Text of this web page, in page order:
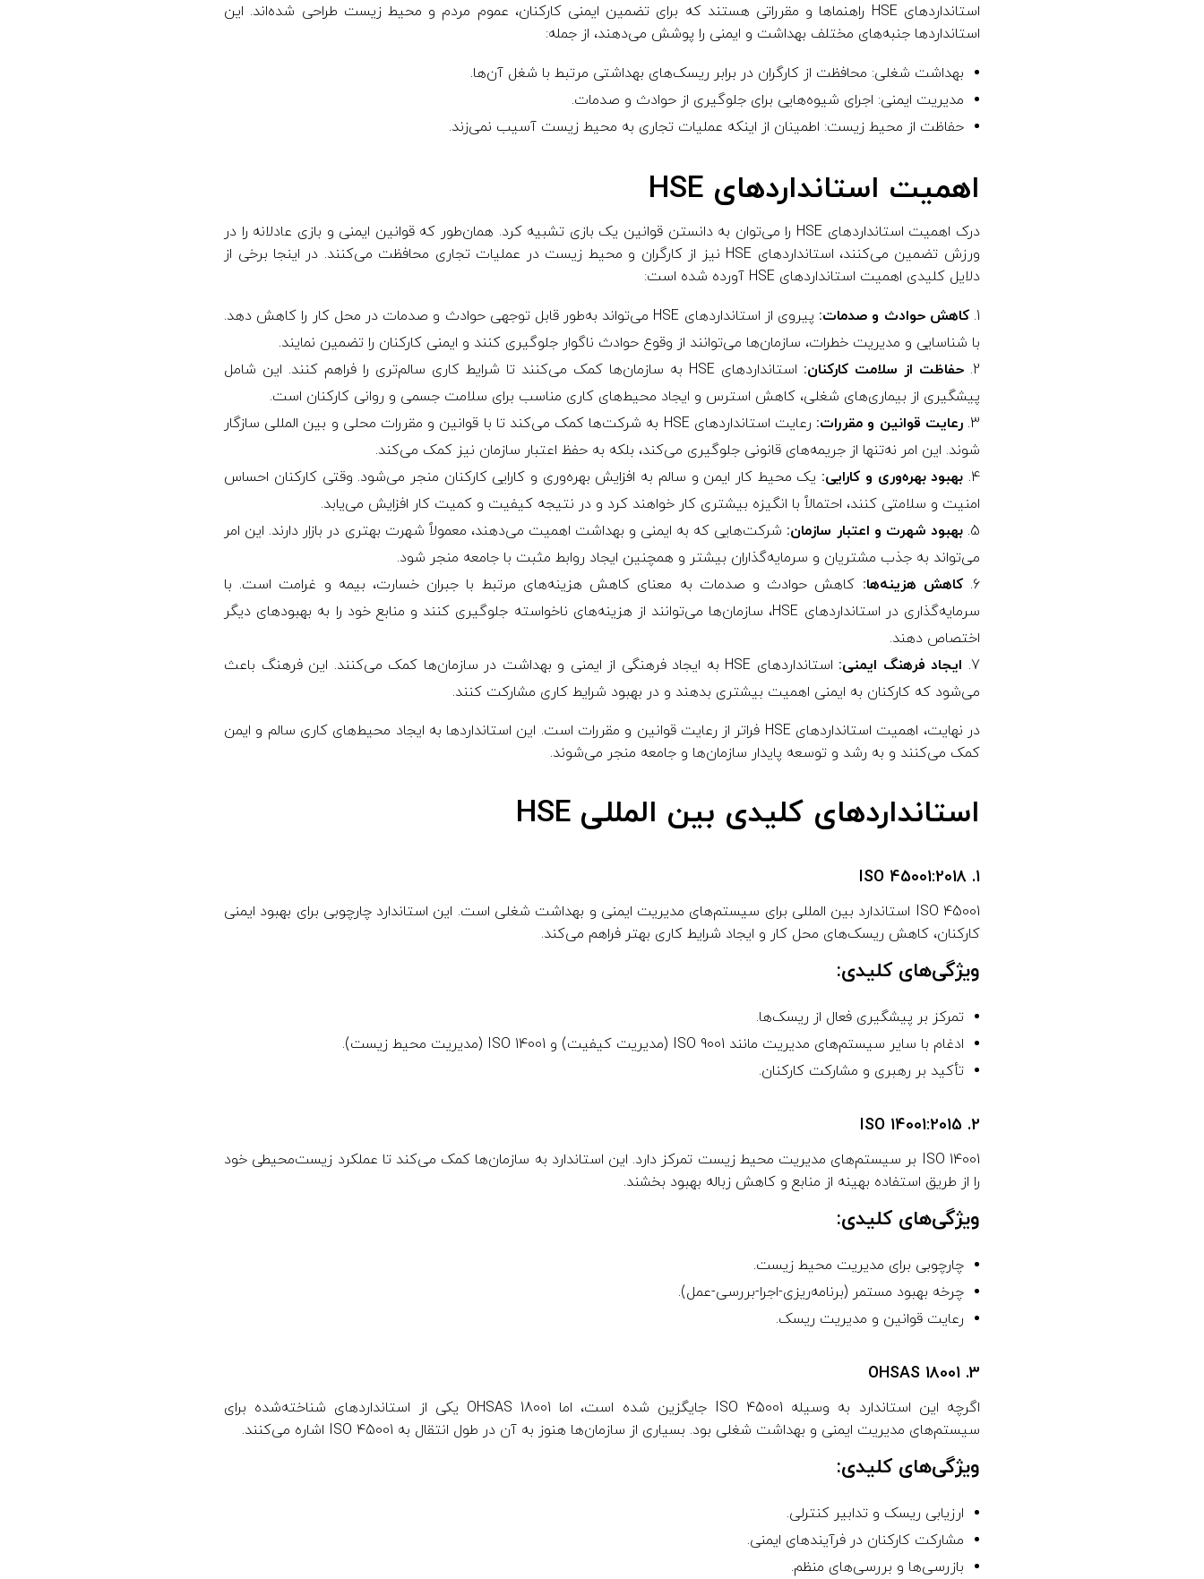
استانداردهای HSE راهنماها و مقرراتی هستند که برای تضمین ایمنی کارکنان، عموم مردم و محیط زیست طراحی شده‌اند. این
استانداردها جنبه‌های مختلف بهداشت و ایمنی را پوشش می‌دهند، از جمله:
بهداشت شغلی: محافظت از کارگران در برابر ریسک‌های بهداشتی مرتبط با شغل آن‌ها.
مدیریت ایمنی: اجرای شیوه‌هایی برای جلوگیری از حوادث و صدمات.
حفاظت از محیط زیست: اطمینان از اینکه عملیات تجاری به محیط زیست آسیب نمی‌زند.
اهمیت استانداردهای HSE
درک اهمیت استانداردهای HSE را می‌توان به دانستن قوانین یک بازی تشبیه کرد. همان‌طور که قوانین ایمنی و بازی عادلانه را در
ورزش تضمین می‌کنند، استانداردهای HSE نیز از کارگران و محیط زیست در عملیات تجاری محافظت می‌کنند. در اینجا برخی از
دلایل کلیدی اهمیت استانداردهای HSE آورده شده است:
کاهش حوادث و صدمات:
پیروی از استانداردهای HSE می‌تواند به‌طور قابل توجهی حوادث و صدمات در محل کار را کاهش دهد.
با شناسایی و مدیریت خطرات، سازمان‌ها می‌توانند از وقوع حوادث ناگوار جلوگیری کنند و ایمنی کارکنان را تضمین نمایند.
حفاظت از سلامت کارکنان:
استانداردهای HSE به سازمان‌ها کمک می‌کنند تا شرایط کاری سالم‌تری را فراهم کنند. این شامل
پیشگیری از بیماری‌های شغلی، کاهش استرس و ایجاد محیط‌های کاری مناسب برای سلامت جسمی و روانی کارکنان است.
رعایت قوانین و مقررات:
رعایت استانداردهای HSE به شرکت‌ها کمک می‌کند تا با قوانین و مقررات محلی و بین‌ المللی سازگار
شوند. این امر نه‌تنها از جریمه‌های قانونی جلوگیری می‌کند، بلکه به حفظ اعتبار سازمان نیز کمک می‌کند.
بهبود بهره‌وری و کارایی: یک محیط کار ایمن و سالم به افزایش بهره‌وری و کارایی کارکنان منجر می‌شود. وقتی کارکنان احساس
امنیت و سلامتی کنند، احتمالاً با انگیزه بیشتری کار خواهند کرد و در نتیجه کیفیت و کمیت کار افزایش می‌یابد.
بهبود شهرت و اعتبار سازمان: شرکت‌هایی که به ایمنی و بهداشت اهمیت می‌دهند، معمولاً شهرت بهتری در بازار دارند. این امر
می‌تواند به جذب مشتریان و سرمایه‌گذاران بیشتر و همچنین ایجاد روابط مثبت با جامعه منجر شود.
کاهش هزینه‌ها: کاهش حوادث و صدمات به معنای کاهش هزینه‌های مرتبط با جبران خسارت، بیمه و غرامت است. با
سرمایه‌گذاری در استانداردهای HSE، سازمان‌ها می‌توانند از هزینه‌های ناخواسته جلوگیری کنند و منابع خود را به بهبودهای دیگر
اختصاص دهند.
ایجاد فرهنگ ایمنی:
استانداردهای HSE به ایجاد فرهنگی از ایمنی و بهداشت در سازمان‌ها کمک می‌کنند. این فرهنگ باعث
می‌شود که کارکنان به ایمنی اهمیت بیشتری بدهند و در بهبود شرایط کاری مشارکت کنند.
در نهایت، اهمیت استانداردهای HSE فراتر از رعایت قوانین و مقررات است. این استانداردها به ایجاد محیط‌های کاری سالم و ایمن
کمک می‌کنند و به رشد و توسعه پایدار سازمان‌ها و جامعه منجر می‌شوند.
استانداردهای کلیدی بین‌ المللی HSE
1. ISO 45001:2018
ISO 45001 استاندارد بین‌ المللی برای سیستم‌های مدیریت ایمنی و بهداشت شغلی است. این استاندارد چارچوبی برای بهبود ایمنی
کارکنان، کاهش ریسک‌های محل کار و ایجاد شرایط کاری بهتر فراهم می‌کند.
ویژگی‌های کلیدی:
تمرکز بر پیشگیری فعال از ریسک‌ها.
ادغام با سایر سیستم‌های مدیریت مانند ISO 9001 (مدیریت کیفیت) و ISO 14001 (مدیریت محیط زیست).
تأکید بر رهبری و مشارکت کارکنان.
2. ISO 14001:2015
ISO 14001 بر سیستم‌های مدیریت محیط زیست تمرکز دارد. این استاندارد به سازمان‌ها کمک می‌کند تا عملکرد زیست‌محیطی خود
را از طریق استفاده بهینه از منابع و کاهش زباله بهبود بخشند.
ویژگی‌های کلیدی:
چارچوبی برای مدیریت محیط زیست.
چرخه بهبود مستمر (برنامه‌ریزی-اجرا-بررسی-عمل).
رعایت قوانین و مدیریت ریسک.
3. OHSAS 18001
اگرچه این استاندارد به وسیله ISO 45001 جایگزین شده است، اما OHSAS 18001 یکی از استانداردهای شناخته‌شده برای
سیستم‌های مدیریت ایمنی و بهداشت شغلی بود. بسیاری از سازمان‌ها هنوز به آن در طول انتقال به ISO 45001 اشاره می‌کنند.
ویژگی‌های کلیدی:
ارزیابی ریسک و تدابیر کنترلی.
مشارکت کارکنان در فرآیندهای ایمنی.
بازرسی‌ها و بررسی‌های منظم.